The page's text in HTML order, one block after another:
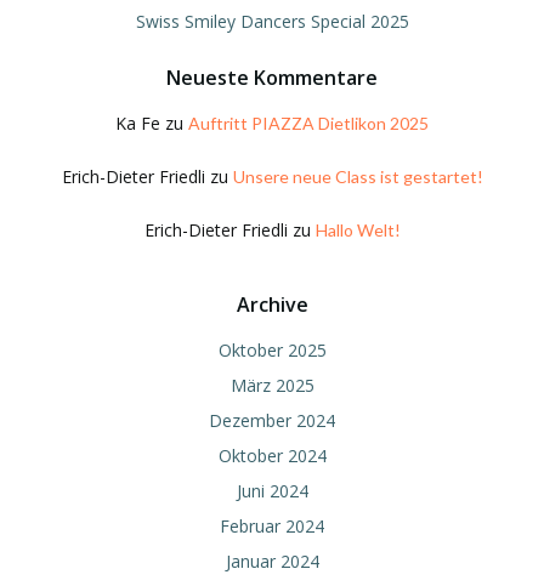
Swiss Smiley Dancers Special 2025
Neueste Kommentare
Ka Fe zu Auftritt PIAZZA Dietlikon 2025
Erich-Dieter Friedli zu Unsere neue Class ist gestartet!
Erich-Dieter Friedli zu Hallo Welt!
Archive
Oktober 2025
März 2025
Dezember 2024
Oktober 2024
Juni 2024
Februar 2024
Januar 2024